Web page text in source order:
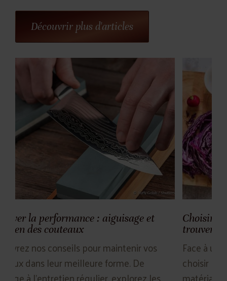
Découvrir plus d'articles
et
vos
De
Choisir le compagnon parfait : guide
trouver votre couteau idéal
Face à une gamme de couteaux,
choisir le bon ? Découvrez nos conseils